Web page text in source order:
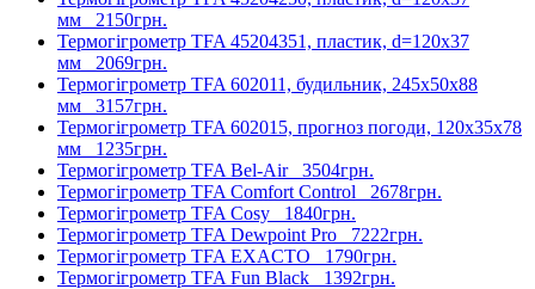
мм 2150грн.
Термогігрометр TFA 45204351, пластик, d=120х37
мм 2069грн.
Термогігрометр TFA 602011, будильник, 245x50x88
мм 3157грн.
Термогігрометр TFA 602015, прогноз погоди, 120x35x78
мм 1235грн.
Термогігрометр TFA Bel-Air 3504грн.
Термогігрометр TFA Comfort Control 2678грн.
Термогігрометр TFA Cosy 1840грн.
Термогігрометр TFA Dewpoint Pro 7222грн.
Термогігрометр TFA EXACTO 1790грн.
Термогігрометр TFA Fun Black 1392грн.